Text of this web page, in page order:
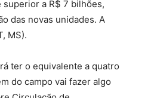
a R$ 7 bilhões,
das novas unidades. A
MS).
ter o equivalente a quatro
do campo vai fazer algo